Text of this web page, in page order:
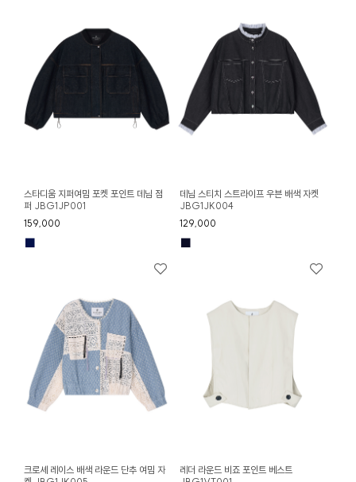
스타디움 지퍼여밈 포켓 포인트 데님 점
퍼 JBG1JP001
159,000
■
데님 스티치 스트라이프 우븐 배색 자켓
JBG1JK004
129,000
■
크로셰 레이스 배색 라운드 단추 여밈 자
레더 라운드 비죠 포인트 베스트